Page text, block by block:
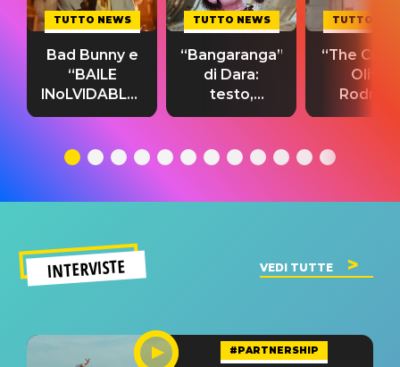
TUTTO NEWS
Bad Bunny e
“BAILE
INoLVIDABLE”:
testo,
significato
TUTTO NEWS
“Bangaranga”
di Dara:
testo,
traduzione e
del singolo
TUTTO
“The
Olivia
testo,
INTERVISTE VEDI TUTTE
#PARTNERSHIP